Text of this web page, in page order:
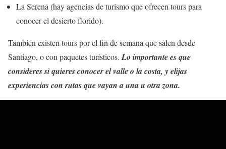
La Serena (hay agencias de turismo que ofrecen tours para
conocer el desierto florido).
También existen tours por el fin de semana que salen desde
Santiago, o con paquetes turísticos. Lo importante es que
consideres si quieres conocer el valle o la costa, y elijas
experiencias con rutas que vayan a una u otra zona.